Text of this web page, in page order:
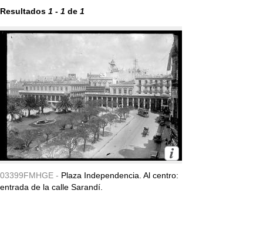
Resultados 1 - 1 de 1
03399FMHGE - Plaza Independencia. Al centro:
entrada de la calle Sarandí.